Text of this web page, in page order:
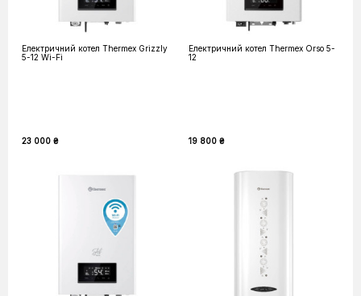
Електричний котел Thermex Grizzly
5-12 Wi-Fi
23 000 ₴
Електричний котел Thermex Orso 5-
12
19 800 ₴